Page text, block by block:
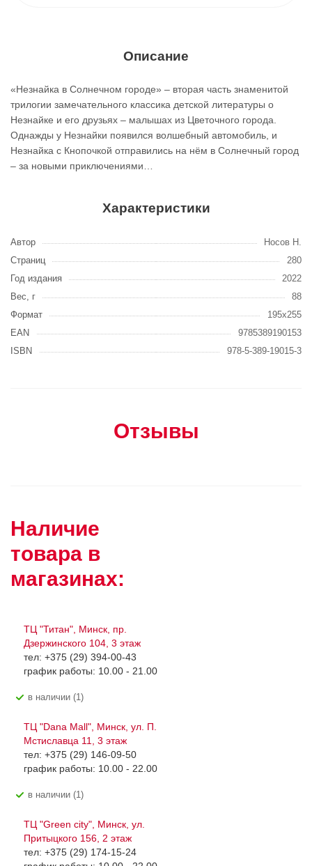
Описание
«Незнайка в Солнечном городе» – вторая часть знаменитой
трилогии замечательного классика детской литературы о
Незнайке и его друзьях – малышах из Цветочного города.
Однажды у Незнайки появился волшебный автомобиль, и
Незнайка с Кнопочкой отправились на нём в Солнечный город
– за новыми приключениями…
Характеристики
Автор
Носов Н.
Страниц
280
Год издания
2022
Вес, г
88
Формат
195х255
EAN
9785389190153
ISBN
978-5-389-19015-3
Отзывы
Наличие
товара в
магазинах:
ТЦ "Титан", Минск, пр.
Дзержинского 104, 3 этаж
тел: +375 (29) 394-00-43
график работы: 10.00 - 21.00
В наличии (1)
ТЦ "Dana Mall", Минск, ул. П.
Мстиславца 11, 3 этаж
тел: +375 (29) 146-09-50
график работы: 10.00 - 22.00
В наличии (1)
ТЦ "Green city", Минск, ул.
Притыцкого 156, 2 этаж
тел: +375 (29) 174-15-24